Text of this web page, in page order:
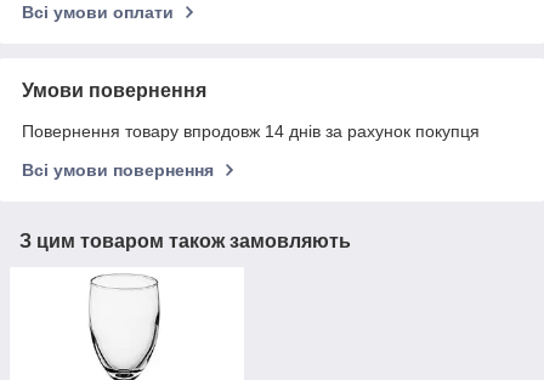
Всі умови оплати
Умови повернення
Повернення товару впродовж 14 днів за рахунок покупця
Всі умови повернення
З цим товаром також замовляють